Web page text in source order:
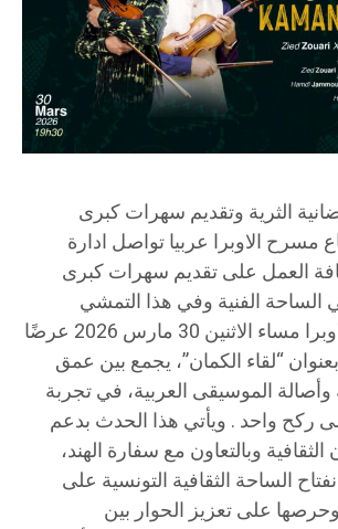
الثرية وتقديم سهرات كبرى
الاوبرا عربيا تواصل ادارة
العمل على تقديم سهرات كبرى
الفنية وفي هذا التمشي
يحتضن مسرح الاوبرا مساء الاثنين 30 مارس 2026 عرضًا
بعنوان “لقاء الكمان”، يجمع بين عمق
وأصالة الموسيقى العربية، في تجربة
ركح واحد . ويأتي هذا الحدث بدعم
وبالتعاون مع سفارة الهند،
الساحة الثقافية التونسية على
وحرصها على تعزيز الحوار بين